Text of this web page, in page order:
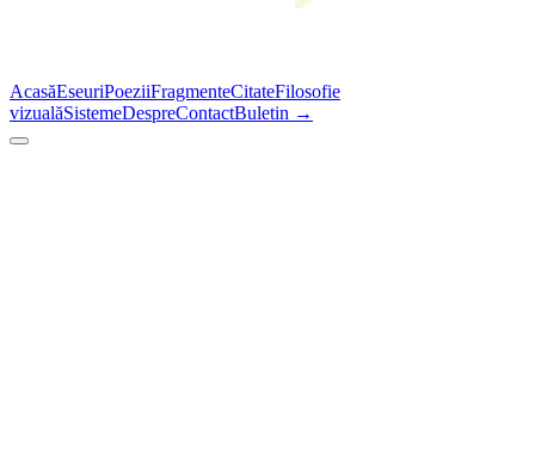
AcasăEseuriPoeziiFragmenteCitateFilosofie
vizualăSistemeDespreContactBuletin →